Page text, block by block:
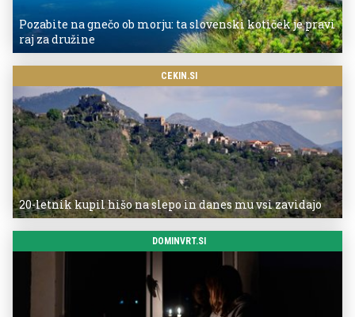
Pozabite na gnečo ob morju: ta slovenski kotiček je pravi
raj za družine
CEKIN.SI
20-letnik kupil hišo na slepo in danes mu vsi zavidajo
DOMINVRT.SI